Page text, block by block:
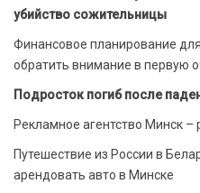
убийство сожительницы
Финансовое планирование
обратить внимание в первую
Подросток погиб после
Рекламное агентство Минск –
Путешествие из России в
арендовать авто в Минске